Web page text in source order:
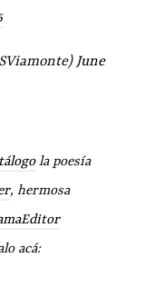
June
la poesía
, hermosa
acá: